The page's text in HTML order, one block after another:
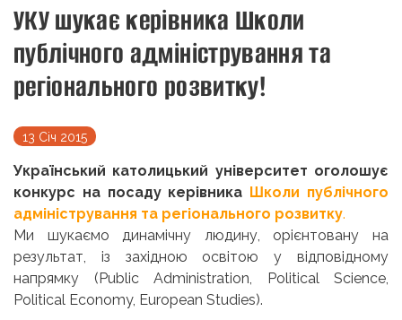
УКУ шукає керівника Школи
публічного адміністрування та
регіонального розвитку!
13 Січ 2015
Український католицький університет оголошує
конкурс на посаду керівника Школи публічного
адміністрування та регіонального розвитку.
Ми шукаємо динамічну людину, орієнтовану на
результат, із західною освітою у відповідному
напрямку (Public Administration, Political Science,
Political Economy, European Studies).